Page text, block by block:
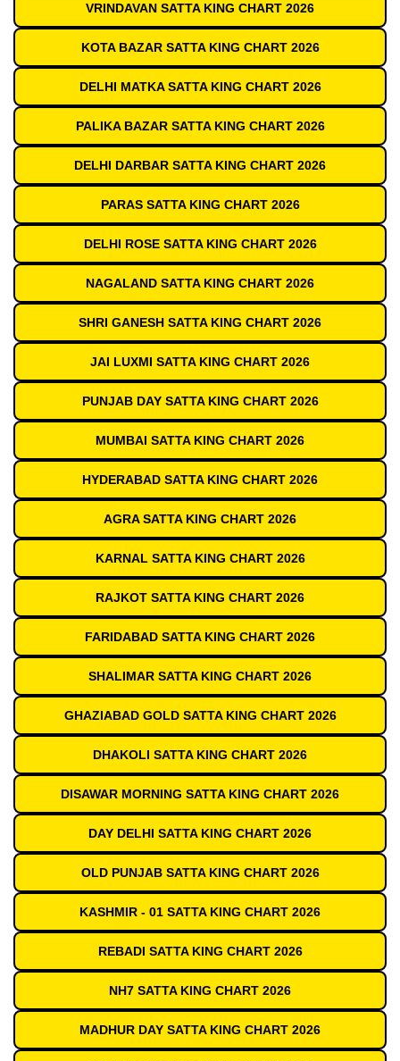
VRINDAVAN SATTA KING CHART 2026
KOTA BAZAR SATTA KING CHART 2026
DELHI MATKA SATTA KING CHART 2026
PALIKA BAZAR SATTA KING CHART 2026
DELHI DARBAR SATTA KING CHART 2026
PARAS SATTA KING CHART 2026
DELHI ROSE SATTA KING CHART 2026
NAGALAND SATTA KING CHART 2026
SHRI GANESH SATTA KING CHART 2026
JAI LUXMI SATTA KING CHART 2026
PUNJAB DAY SATTA KING CHART 2026
MUMBAI SATTA KING CHART 2026
HYDERABAD SATTA KING CHART 2026
AGRA SATTA KING CHART 2026
KARNAL SATTA KING CHART 2026
RAJKOT SATTA KING CHART 2026
FARIDABAD SATTA KING CHART 2026
SHALIMAR SATTA KING CHART 2026
GHAZIABAD GOLD SATTA KING CHART 2026
DHAKOLI SATTA KING CHART 2026
DISAWAR MORNING SATTA KING CHART 2026
DAY DELHI SATTA KING CHART 2026
OLD PUNJAB SATTA KING CHART 2026
KASHMIR - 01 SATTA KING CHART 2026
REBADI SATTA KING CHART 2026
NH7 SATTA KING CHART 2026
MADHUR DAY SATTA KING CHART 2026